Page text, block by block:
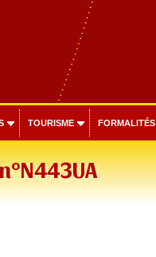
TOURISME FORMALITÉS